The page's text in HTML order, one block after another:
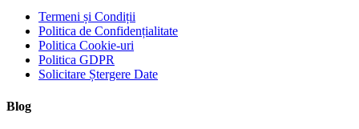
Termeni și Condiții
Politica de Confidențialitate
Politica Cookie-uri
Politica GDPR
Solicitare Ștergere Date
Blog